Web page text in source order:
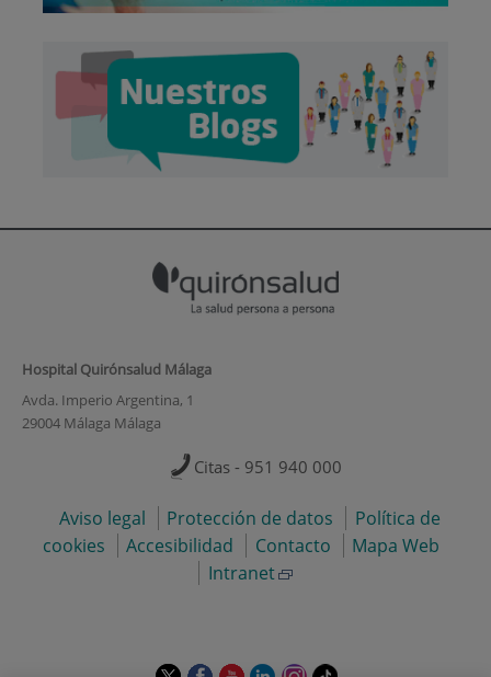
Hospital Quirónsalud Málaga
Avda. Imperio Argentina, 1
29004 Málaga Málaga
Citas - 951 940 000
Aviso legal Protección de datos
Política de
cookies
Accesibilidad Contacto
Mapa Web
Intranet